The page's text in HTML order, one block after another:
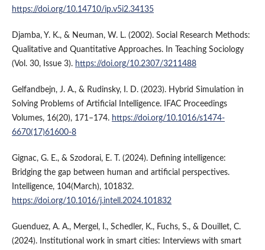
https://doi.org/10.14710/ip.v5i2.34135
Djamba, Y. K., & Neuman, W. L. (2002). Social Research Methods:
Qualitative and Quantitative Approaches. In Teaching Sociology
(Vol. 30, Issue 3). https://doi.org/10.2307/3211488
Gelfandbejn, J. A., & Rudinsky, I. D. (2023). Hybrid Simulation in
Solving Problems of Artificial Intelligence. IFAC Proceedings
Volumes, 16(20), 171–174. https://doi.org/10.1016/s1474-
6670(17)61600-8
Gignac, G. E., & Szodorai, E. T. (2024). Defining intelligence:
Bridging the gap between human and artificial perspectives.
Intelligence, 104(March), 101832.
https://doi.org/10.1016/j.intell.2024.101832
Guenduez, A. A., Mergel, I., Schedler, K., Fuchs, S., & Douillet, C.
(2024). Institutional work in smart cities: Interviews with smart